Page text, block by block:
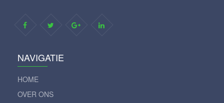
NAVIGATIE
HOME
OVER ONS